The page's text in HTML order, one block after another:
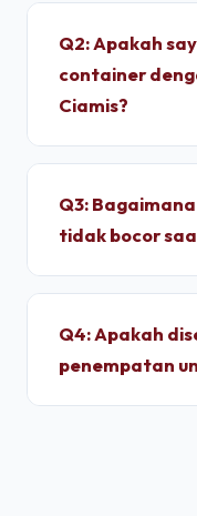
setelah proses
dimobilisasi
langsung dari
Q2: Apakah
container
Ciamis?
Ya, kami
progresif yang
hingga jangka
Q3:
tidak bocor
Setiap unit di
air bertekanan
panel baja corten
kedap air
Q4: Apakah
penempatan